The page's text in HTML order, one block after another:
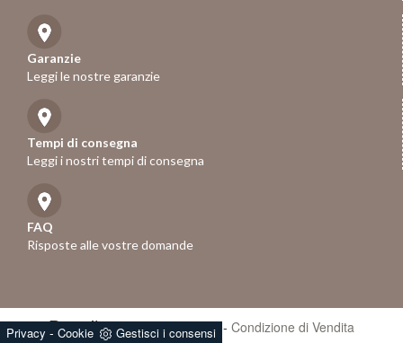
Garanzie
Leggi le nostre garanzie
Tempi di consegna
Leggi i nostri tempi di consegna
FAQ
Risposte alle vostre domande
Rose.it- P.iva 01247670258 - Condizione di Vendita
Privacy - Cookie Gestisci i consensi